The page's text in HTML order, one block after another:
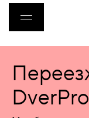
ДВЕРИ
ФУРНИТУРА